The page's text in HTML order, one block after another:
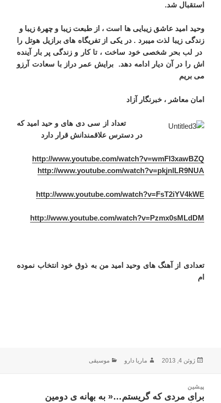
استقبال شد.
وحید امید عاشق زیبایی ها است ، از طبعت زیبا و چهرۀ زیبا و
زندگی زیبا لذت میبرد . در یکی از تفریگاه های برازیل هوتل را
در لب بحر شخصی خود ساخت ، تا کار و زندگی پر بار آینده
اش را در آن دیار ادامه دهد.برایش عمر دراز با سعادت آرزو
می بریم
امان معاشر ، خبرنگار آزاد
تعداد از سی دی های و حید امید که
در دسترس علاقمندانش قرار دارد
http://www.youtube.com/watch?v=wmFl3xawBZQ
http://www.youtube.com/watch?v=pkjnlLR9NUA
http://www.youtube.com/watch?v=FsT2iYV4kWE
http://www.youtube.com/watch?v=Pzmx0sMLdDM
تعدادی از آهنگ های وحید امید من به ذوق خود انتخاب نموده
ام
ارسال
ژوئن 4, 2013 نویسنده
ماریا دارو دسته‌ها
موسیقی
نوشتهپیشین
نوشته
برای مردی که گریستم…« به بهانه ی دومین